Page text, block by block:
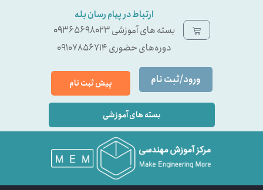
ارتباط در پیام رسان بله
بسته ‌های آموزشی 09365698023
دوره‌های حضوری 09107856714
ورود/ثبت نام پیش ثبت نام
بسته های آموزشی